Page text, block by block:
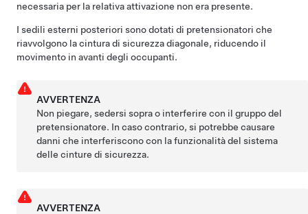
necessaria per la relativa attivazione non era presente.
I sedili esterni posteriori sono dotati di pretensionatori che
riavvolgono la cintura di sicurezza diagonale, riducendo il
movimento in avanti degli occupanti.
AVVERTENZA
Non piegare, sedersi sopra o interferire con il gruppo del
pretensionatore. In caso contrario, si potrebbe causare
danni che interferiscono con la funzionalità del sistema
delle cinture di sicurezza.
AVVERTENZA